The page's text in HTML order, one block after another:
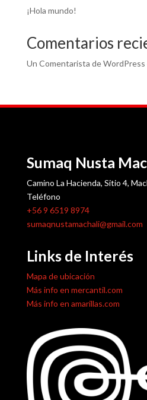
¡Hola mundo!
Comentarios
Un Comentarista de WordPress
Sumaq Nusta
Camino La Hacienda, Sitio 4,
Teléfono
+56 9 6519 8974
sumaqnustamachali@gmail.com
Links de Interés
Mapa de ubicación
Más info en mercantil.com
Más info en amarillas.com